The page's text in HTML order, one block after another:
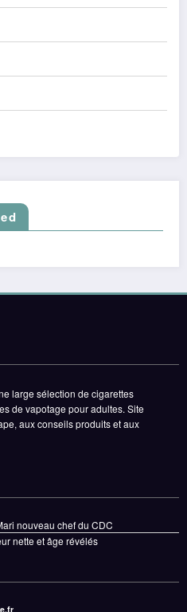
large sélection de cigarettes
de vapotage pour adultes. Site
aux conseils produits et aux
nouveau chef du CDC
nette et âge révélés